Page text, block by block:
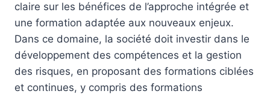
claire sur les bénéfices de l’approche intégrée et
une formation adaptée aux nouveaux enjeux.
Dans ce domaine, la société doit investir dans le
développement des compétences et la gestion
des risques, en proposant des formations ciblées
et continues, y compris des formations